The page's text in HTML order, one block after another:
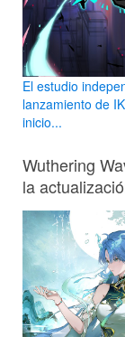
El estudio
lanzamiento de
inicio...
Wuthering
la